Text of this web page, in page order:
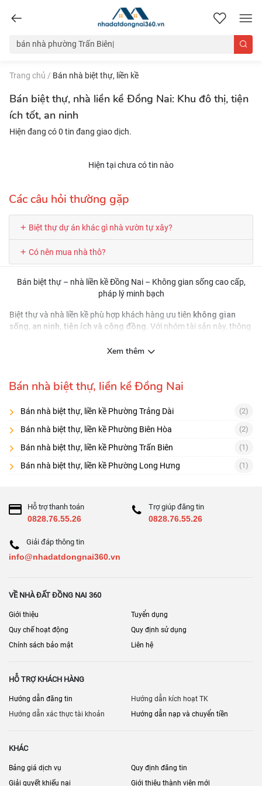
nhadatdongnai360.vn
Trang chủ / Bán nhà biệt thự, liền kề
Bán biệt thự, nhà liền kề Đồng Nai: Khu đô thị, tiện
ích tốt, an ninh
Hiện đang có 0 tin đang giao dịch.
Hiện tại chưa có tin nào
Các câu hỏi thường gặp
Biệt thự dự án khác gì nhà vườn tự xây?
Có nên mua nhà thô?
Bán biệt thự – nhà liền kề Đồng Nai – Không gian sống cao cấp,
pháp lý minh bạch
Biệt thự và nhà liền kề phù hợp khách hàng ưu tiên không gian
sống, an ninh, tiện ích và cộng đồng . Với nhóm tài sản này, thông
lượng quản lý vận hành, tiêu chuẩn bàn giao và pháp lý
Khu đô thị/compound vsnhà vườn riêng lẻ
Mức độ hoàn thiện: thô/hoàn thiện/nội thất
Checklist trước khi đặt cọc
Tiện ích và chất lượng vận hành
Hạ tầng nội khu: đường, điện, thoát nước
Hiện trạng nội thất, bảo hành (nếu còn)
Long Khánh] • [Bán nhà riêng Đồng Nai
Xem thêm
Bán nhà biệt thự, liền kề Đồng Nai
Bán nhà biệt thự, liền kề Phường Trảng Dài (2)
Bán nhà biệt thự, liền kề Phường Biên Hòa (2)
Bán nhà biệt thự, liền kề Phường Trấn Biên (1)
Bán nhà biệt thự, liền kề Phường Long Hưng (1)
Hỗ trợ thanh toán
0828.76.55.26
Trợ giúp đăng tin
0828.76.55.26
Giải đáp thông tin
info@nhadatdongnai360.vn
VỀ NHÀ ĐẤT ĐỒNG NAI 360
Giới thiệu
Tuyển dụng
Quy chế hoạt động
Quy định sử dụng
Chính sách bảo mật
Liên hệ
HỖ TRỢ KHÁCH HÀNG
Hướng dẫn đăng tin
Hướng dẫn kích hoạt TK
Hướng dẫn xác thực tài khoản
Hướng dẫn nạp và chuyển tiền
KHÁC
Bảng giá dịch vụ
Quy định đăng tin
Giải quyết khiếu nại
Giới thiệu thành viên mới